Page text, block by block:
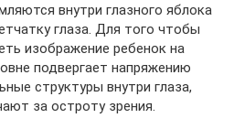
внутри глазного яблока
глаза. Для того чтобы
изображение ребенок на
подвергает напряжению
структуры внутри глаза,
за остроту зрения.